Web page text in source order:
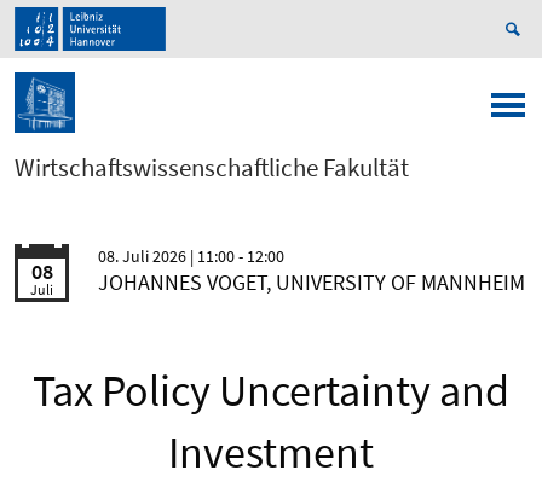
Wirtschaftswissenschaftliche Fakultät
08
Juli
08. Juli 2026 | 11:00 - 12:00
JOHANNES VOGET, UNIVERSITY OF MANNHEIM
Tax Policy Uncertainty and
Investment